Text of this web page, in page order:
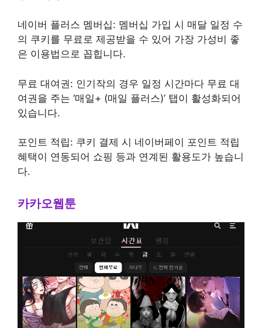
네이버 플러스 멤버십: 멤버십 가입 시 매달 일정 수
의 쿠키를 무료로 제공받을 수 있어 가장 가성비 좋
은 이용법으로 꼽힙니다.
무료 대여권: 인기작의 경우 일정 시간마다 무료 대
여권을 주는 ‘매일+ (매일 플러스)’ 탭이 활성화되어
있습니다.
포인트 적립: 쿠키 결제 시 네이버페이 포인트 적립
혜택이 연동되어 쇼핑 등과 연계된 활용도가 높습니
다.
카카오웹툰